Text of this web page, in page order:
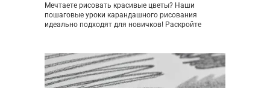
Мечтаете рисовать красивые цветы? Наши
пошаговые уроки карандашного рисования
идеально подходят для новичков! Раскройте